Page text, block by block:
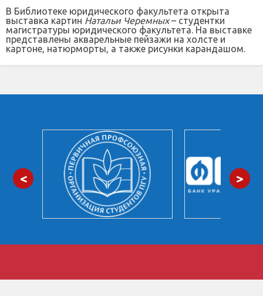
В Библиотеке юридического факультета открыта
выставка картин Натальи Черемных– студентки
магистратуры юридического факультета. На выставке
представлены акварельные пейзажи на холсте и
картоне, натюрморты, а также рисунки карандашом.
< >